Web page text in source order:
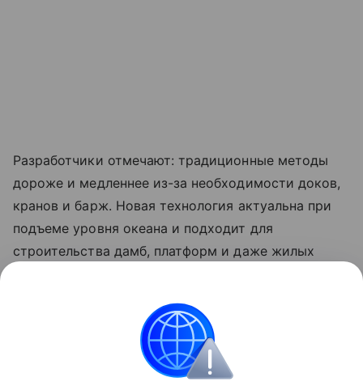
Разработчики отмечают: традиционные методы
дороже и медленнее из-за необходимости доков,
кранов и барж. Новая технология актуальна при
подъеме уровня океана и подходит для
строительства дамб, платформ и даже жилых
проверилисекреты строительства
бронзового века на практике.